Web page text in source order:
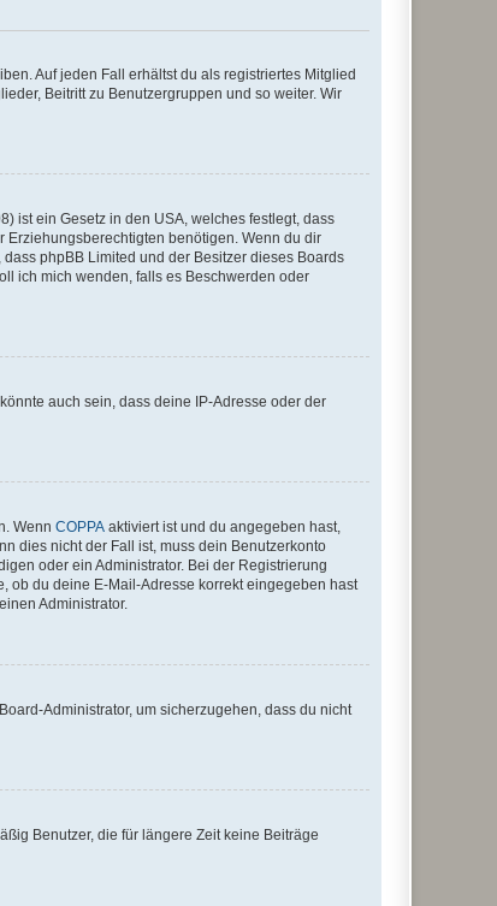
Auf jeden Fall erhältst du als registriertes Mitglied
Beitritt zu Benutzergruppen und so weiter. Wir
ist ein Gesetz in den USA, welches festlegt, dass
benötigen. Wenn du dir
phpBB Limited und der Besitzer dieses Boards
ich mich wenden, falls es Beschwerden oder
auch sein, dass deine IP-Adresse oder der
Wenn COPPA aktiviert ist und du angegeben hast,
dies nicht der Fall ist, muss dein Benutzerkonto
oder ein Administrator. Bei der Registrierung
ob du deine E-Mail-Adresse korrekt eingegeben hast
Administrator.
Administrator, um sicherzugehen, dass du nicht
Benutzer, die für längere Zeit keine Beiträge